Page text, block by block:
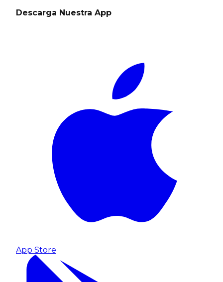
Descarga Nuestra App
App Store